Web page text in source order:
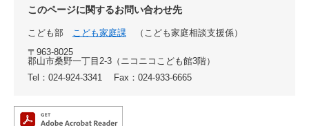
このページに関するお問い合わせ先
こども部 こども家庭課
こども家庭相談支援係
〒963-8025
郡山市桑野一丁目2-3（ニコニコこども館3階）
Tel：024-924-3341
Fax：024-933-6665